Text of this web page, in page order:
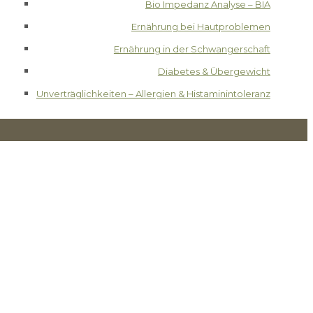
Bio Impedanz Analyse – BIA
Ernährung bei Hautproblemen
Ernährung in der Schwangerschaft
Diabetes & Übergewicht
Unverträglichkeiten – Allergien & Histaminintoleranz